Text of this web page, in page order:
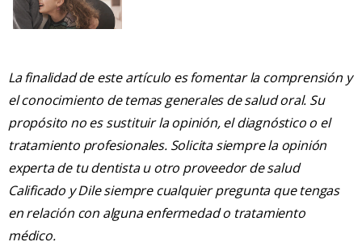
La finalidad de este artículo es fomentar la comprensión y
el conocimiento de temas generales de salud oral. Su
propósito no es sustituir la opinión, el diagnóstico o el
tratamiento profesionales. Solicita siempre la opinión
experta de tu dentista u otro proveedor de salud
Calificado y Dile siempre cualquier pregunta que tengas
en relación con alguna enfermedad o tratamiento
médico.